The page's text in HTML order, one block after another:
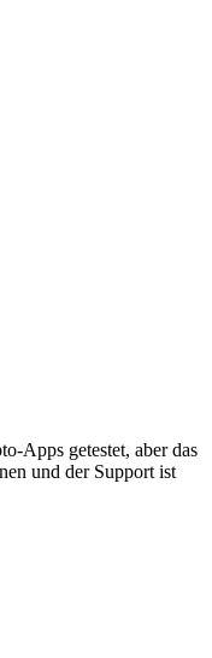
Apps getestet, aber das
und der Support ist